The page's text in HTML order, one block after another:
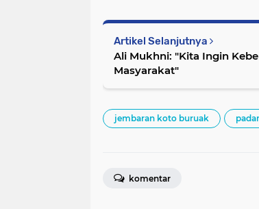
Artikel Selanjutnya
Ali Mukhni: "Kita Ingin
Masyarakat"
jembaran koto buruak
komentar